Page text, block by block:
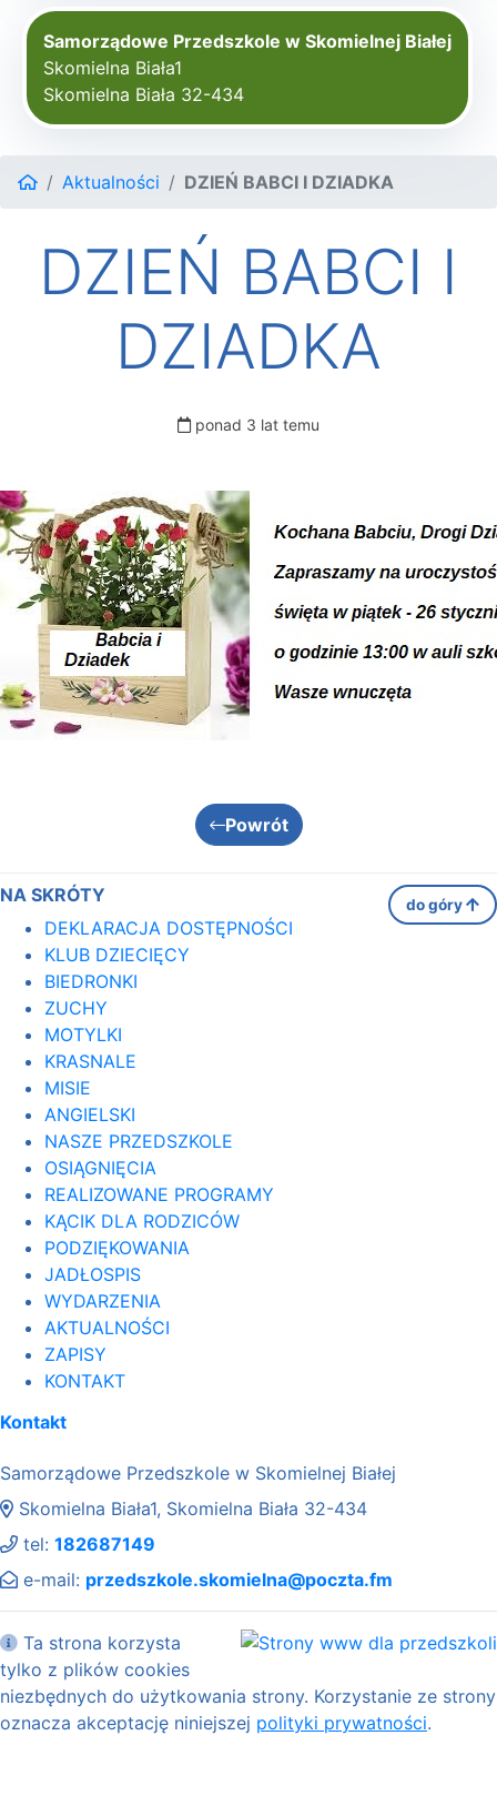
Samorządowe Przedszkole w Skomielnej Białej
Skomielna Biała1
Skomielna Biała 32-434
Aktualności DZIEŃ BABCI I DZIADKA
DZIEŃ BABCI I
DZIADKA
ponad 3 lat temu
Powrót
NA SKRÓTY do góry
DEKLARACJA DOSTĘPNOŚCI
KLUB DZIECIĘCY
BIEDRONKI
ZUCHY
MOTYLKI
KRASNALE
MISIE
ANGIELSKI
NASZE PRZEDSZKOLE
OSIĄGNIĘCIA
REALIZOWANE PROGRAMY
KĄCIK DLA RODZICÓW
PODZIĘKOWANIA
JADŁOSPIS
WYDARZENIA
AKTUALNOŚCI
ZAPISY
KONTAKT
Kontakt
Samorządowe Przedszkole w Skomielnej Białej
Skomielna Biała1, Skomielna Biała 32-434
tel: 182687149
e-mail: przedszkole.skomielna@poczta.fm
Ta strona korzysta
tylko z plików cookies
niezbędnych do użytkowania strony. Korzystanie ze strony
oznacza akceptację niniejszej polityki prywatności.